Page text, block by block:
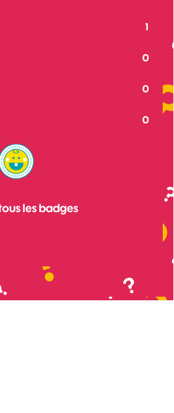
1
0
0
0
les badges